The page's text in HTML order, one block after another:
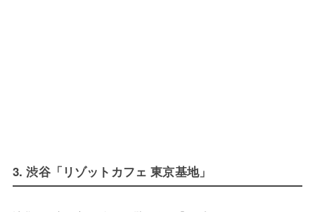
3. 渋谷「リゾットカフェ 東京基地」